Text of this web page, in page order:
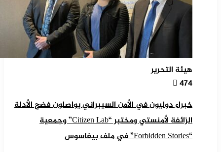
هيئة التحرير
474
خبراء دوليون في الأمن السيبراني يواصلون فضح الأدلة
الزائفة لأمنستي ومختبر “Citizen Lab” وجمعية
“Forbidden Stories” في ملف بيغاسوس